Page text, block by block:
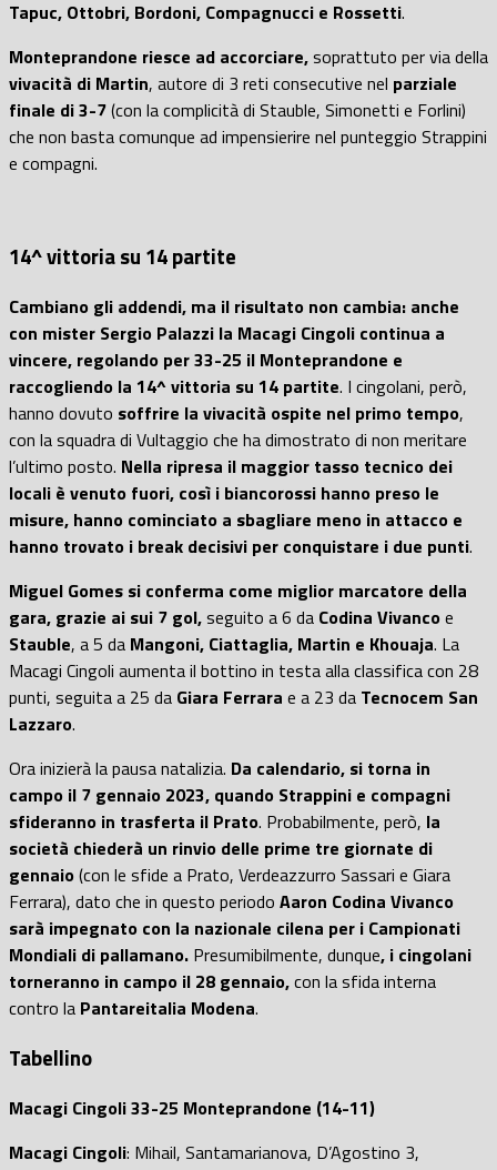
Tapuc, Ottobri, Bordoni, Compagnucci e Rossetti.
Monteprandone riesce ad accorciare,soprattuto per via della
vivacità di Martin, autore di 3 reti consecutive nel parziale
finale di 3-7(con la complicità di Stauble, Simonetti e Forlini)
che non basta comunque ad impensierire nel punteggio Strappini
e compagni.
14^ vittoria su 14 partite
Cambiano gli addendi, ma il risultato non cambia: anche
con mister Sergio Palazzi la Macagi Cingoli continua a
vincere, regolando per 33-25 il Monteprandone e
raccogliendo la 14^ vittoria su 14 partite. I cingolani, però,
hanno dovuto soffrire la vivacità ospite nel primo tempo,
con la squadra di Vultaggio che ha dimostrato di non meritare
l’ultimo posto. Nella ripresa il maggior tasso tecnico dei
locali è venuto fuori, così i biancorossi hanno preso le
misure, hanno cominciato a sbagliare meno in attacco e
hanno trovato i break decisivi per conquistare i due punti.
Miguel Gomes si conferma come miglior marcatore della
gara, grazie ai sui 7 gol,seguito a 6 da Codina Vivancoe
Stauble, a 5 da Mangoni, Ciattaglia, Martin e Khouaja. La
Macagi Cingoli aumenta il bottino in testa alla classifica con 28
punti, seguita a 25 da Giara Ferrara e a 23 da Tecnocem San
Lazzaro.
Ora inizierà la pausa natalizia. Da calendario, si torna in
campo il 7 gennaio 2023, quando Strappini e compagni
sfideranno in trasferta il Prato. Probabilmente, però, la
società chiederà un rinvio delle prime tre giornate di
gennaio(con le sfide a Prato, Verdeazzurro Sassari e Giara
Ferrara), dato che in questo periodo Aaron Codina Vivanco
sarà impegnato con la nazionale cilena per i Campionati
Mondiali di pallamano. Presumibilmente, dunque, i cingolani
torneranno in campo il 28 gennaio,con la sfida interna
contro la Pantareitalia Modena.
Tabellino
Macagi Cingoli 33-25 Monteprandone (14-11)
Macagi Cingoli: Mihail, Santamarianova, D’Agostino 3,